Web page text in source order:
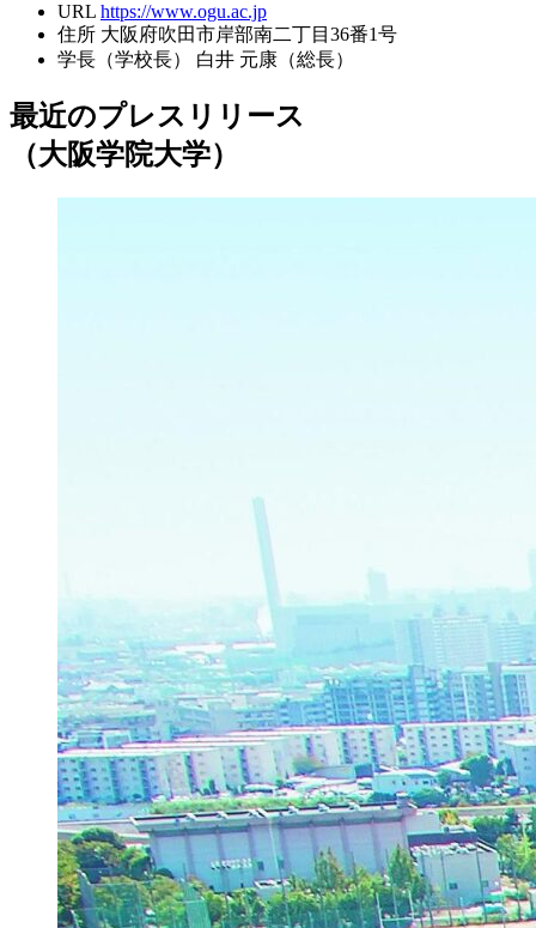
URL https://www.ogu.ac.jp
住所 大阪府吹田市岸部南二丁目36番1号
学長（学校長）
白井 元康（総長）
最近のプレスリリース
（大阪学院大学）